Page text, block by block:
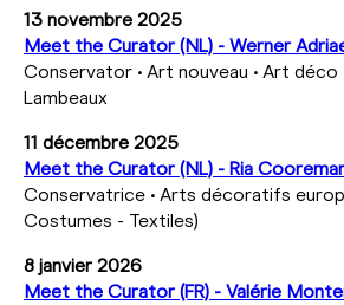
13 novembre 2025
Meet the Curator (NL) - Werner
Conservator • Art nouveau • Art déco
Lambeaux
11 décembre 2025
Meet the Curator (NL) - Ria
Conservatrice • Arts décoratifs
Costumes - Textiles)
8 janvier 2026
Meet the Curator (FR) - Valérie